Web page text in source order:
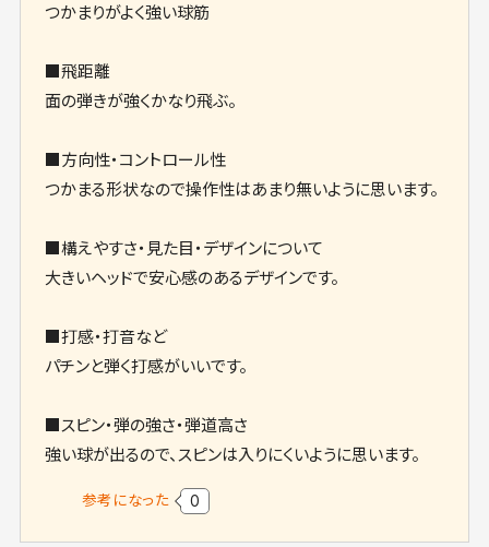
つかまりがよく強い球筋
■飛距離
面の弾きが強くかなり飛ぶ。
■方向性・コントロール性
つかまる形状なので操作性はあまり無いように思います。
■構えやすさ・見た目・デザインについて
大きいヘッドで安心感のあるデザインです。
■打感・打音など
パチンと弾く打感がいいです。
■スピン・弾の強さ・弾道高さ
強い球が出るので、スピンは入りにくいように思います。
参考になった 0